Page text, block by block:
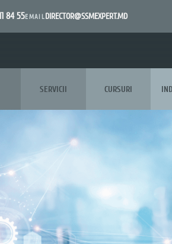
84 55EMAILDIRECTOR@SSMEXPERT.MD
SERVICII CURSURI